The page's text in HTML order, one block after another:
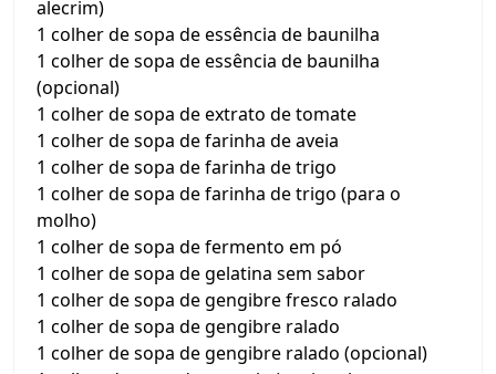
alecrim)
1 colher de sopa de essência de baunilha
1 colher de sopa de essência de baunilha
(opcional)
1 colher de sopa de extrato de tomate
1 colher de sopa de farinha de aveia
1 colher de sopa de farinha de trigo
1 colher de sopa de farinha de trigo (para o
molho)
1 colher de sopa de fermento em pó
1 colher de sopa de gelatina sem sabor
1 colher de sopa de gengibre fresco ralado
1 colher de sopa de gengibre ralado
1 colher de sopa de gengibre ralado (opcional)